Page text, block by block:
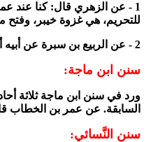
1 - عن الزهري قال: كنا عند
للتحريم، هي غزوة خيبر، وفتح
2 - عن الربيع بن سبرة عن أبيه أن النبي حرَّم متعة النساء
سنن ابن ماجة:
ورد في سنن ابن ماجة ثلاثة
السابقة. عن عمر بن الخطاب
سنن النَّسائي: